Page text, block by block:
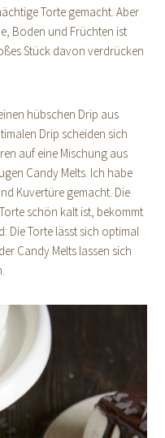
Torte gemacht. Aber
Boden und Früchten ist
Stück davon verdrücken
hübschen Drip aus
Drip scheiden sich
auf eine Mischung aus
Candy Melts. Ich habe
Kuvertüre gemacht. Die
schön kalt ist, bekommt
Die Torte lässt sich optimal
Candy Melts lassen sich